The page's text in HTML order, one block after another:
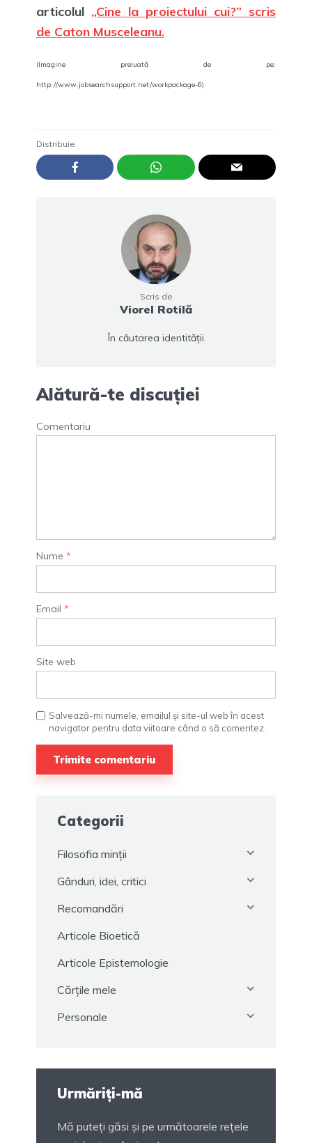
articolul „Cine la proiectului cui?” scris
de Caton Musceleanu.
(Imagine preluată de pe:
http://www.jobsearchsupport.net/workpackage-6)
Distribuie
Scris de
Viorel Rotilă
În căutarea identității
Alătură-te discuției
Comentariu
Nume *
Email *
Site web
Salvează-mi numele, emailul și site-ul web în acest
navigator pentru data viitoare când o să comentez.
Categorii
Filosofia minții
Gânduri, idei, critici
Recomandări
Articole Bioetică
Articole Epistemologie
Cărțile mele
Personale
Urmăriți-mă
Mă puteți găsi și pe următoarele rețele